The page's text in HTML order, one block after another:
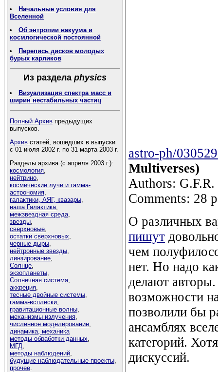
Начальные условия для
Вселенной
Об энтропии вакуума и
космлогической постоянной
Перепись дисков молодых
бурых карликов
Из раздела physics
Визуализация спектра масс и
ширин нестабильных частиц
Полный Архив предыдущих
выпусков.
Архив статей, вошедших в выпуски
с 01 июля 2002 г. по 31 марта 2003 г.
Разделы архива (с апреля 2003 г.):
космология
нейтрино
космические лучи и гамма-
астрономия
галактики, АЯГ, квазары
наша Галактика
межзвездная среда
звезды
сверхновые
остатки сверхновых
черные дыры
нейтронные звезды
линзирование
Солнце
экзопланеты
Солнечная система
аккреция
тесные двойные системы
гамма-всплески
гравитационные волны
механизмы излучения
численное моделирование
динамика, механика
методы обработки данных
МГД
методы наблюдений
будущие наблюдательные проекты
прочее
astro-ph/
Multiverses)
Authors:
Comments: 28
О различных
пишут
чем
нет. Но надо
делают
возможности
позволили бы
ансамблях
категорий.
дискуссий.